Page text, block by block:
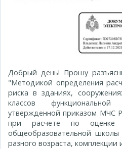
Добрый день! Прошу
"Методикой определения
риска в зданиях,
классов
утвержденной приказом МЧС
при расчете по оценке
общеобразовательной школы
разного возраста,